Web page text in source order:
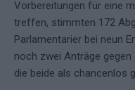
Vorbereitungen für eine
treffen, stimmten 172
Parlamentarier bei neun
noch zwei Anträge
die beide als chancenlos